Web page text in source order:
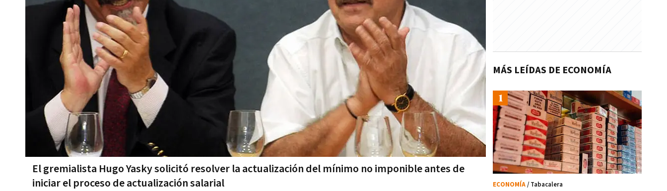
El gremialista Hugo Yasky solicitó resolver la actualización del mínimo no imponible antes de
iniciar el proceso de actualización salarial
MÁS LEÍDAS DE ECONOMÍA
ECONOMÍA/ Tabacalera